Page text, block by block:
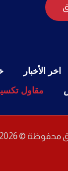
اخر الأخبار
مقاول
© 2026 شركة الصياد